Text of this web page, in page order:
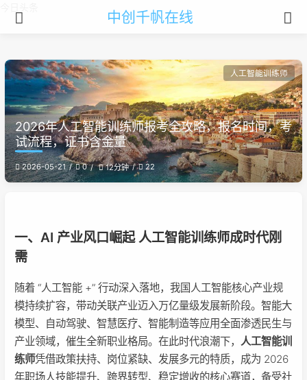
中创千帆在线
人工智能训练师
2026年人工智能训练师报考全攻略，报名时间，考
试流程，证书含金量
2026-05-21 0 12分钟 22
一、AI 产业风口崛起 人工智能训练师成时代刚
需
随着 “人工智能 +” 行动深入落地，我国人工智能核心产业规
模持续扩容，带动关联产业迈入万亿量级发展新阶段。智能大
模型、自动驾驶、智慧医疗、智能制造等应用全面渗透民生与
产业领域，催生全新职业格局。在此时代浪潮下，
人工智能训
练师凭借政策扶持、岗位紧缺、发展多元的特质，成为 2026
年职场人技能提升、跨界转型、稳定增收的核心赛道，备受社